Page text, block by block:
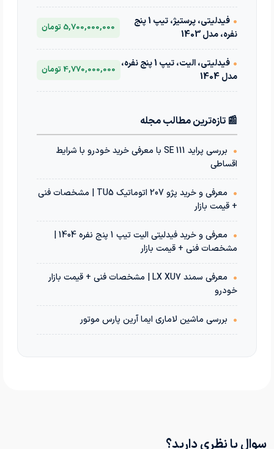
•
فیدلیتی، پرستیژ، تیپ 1 پنج
نفره، مدل 1403
5,700,000,000 تومان
•
فیدلیتی، الیت، تیپ 1 پنج نفره،
مدل 1404
4,770,000,000 تومان
📰 تازه‌ترین مطالب مجله
•
بررسی پراید 111 SE با معرفی خرید خودرو با شرایط
اقساطی
•
معرفی و خرید پژو 207 اتوماتیک TU5 | مشخصات فنی
+ قیمت بازار
•
معرفی و خرید فیدلیتی الیت تیپ 1 پنج نفره 1404 |
مشخصات فنی + قیمت بازار
•
معرفی سمند LX XU7 | مشخصات فنی + قیمت بازار
خودرو
• بررسی ماشین لاماری ایما آرین پارس موتور
سوال یا نظری دارید؟